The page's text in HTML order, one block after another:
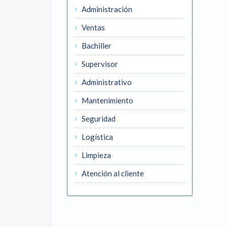
Administración
Ventas
Bachiller
Supervisor
Administrativo
Mantenimiento
Seguridad
Logística
Limpieza
Atención al cliente